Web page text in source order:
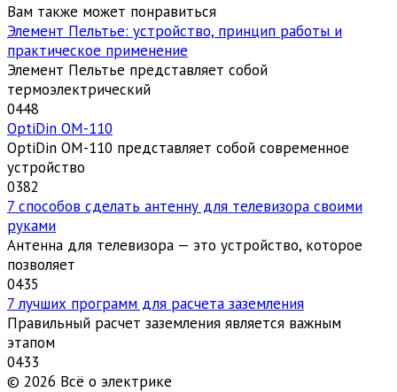
Вам также может понравиться
Элемент Пельтье: устройство, принцип работы и
практическое применение
Элемент Пельтье представляет собой
термоэлектрический
0448
OptiDin ОМ-110
OptiDin ОМ-110 представляет собой современное
устройство
0382
7 способов сделать антенну для телевизора своими
руками
Антенна для телевизора — это устройство, которое
позволяет
0435
7 лучших программ для расчета заземления
Правильный расчет заземления является важным
этапом
0433
© 2026 Всё о электрике